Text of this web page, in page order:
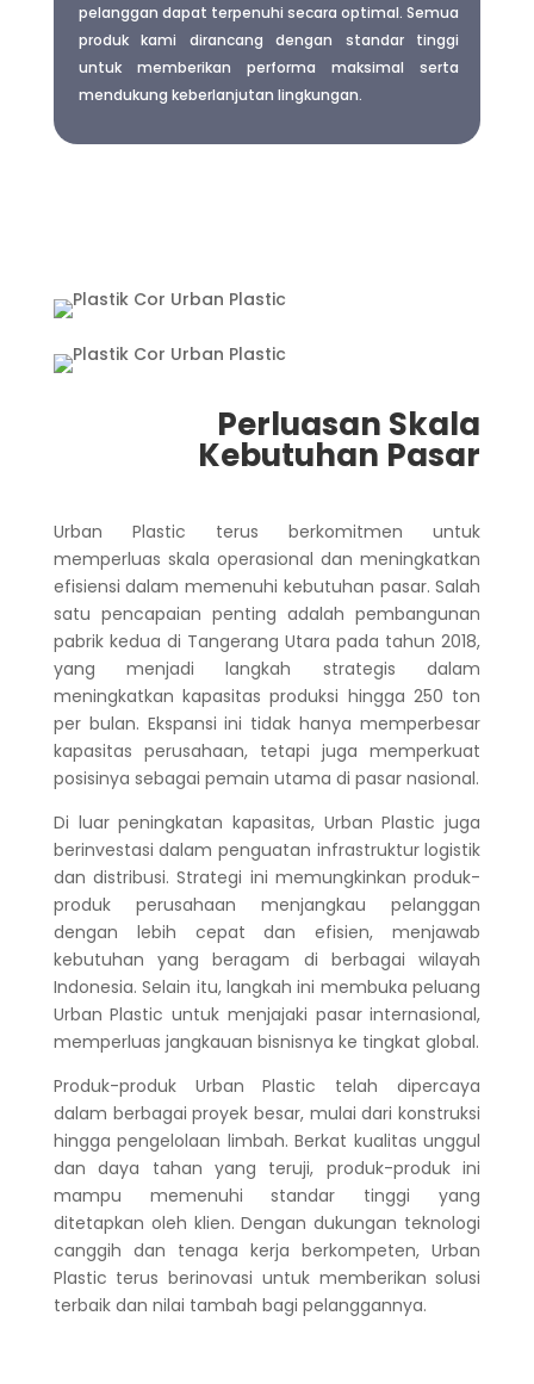
pelanggan dapat terpenuhi secara optimal. Semua
produk kami dirancang dengan standar tinggi
untuk memberikan performa maksimal serta
mendukung keberlanjutan lingkungan.
Perluasan Skala
Kebutuhan Pasar
Urban Plastic terus berkomitmen untuk
memperluas skala operasional dan meningkatkan
efisiensi dalam memenuhi kebutuhan pasar. Salah
satu pencapaian penting adalah pembangunan
pabrik kedua di Tangerang Utara pada tahun 2018,
yang menjadi langkah strategis dalam
meningkatkan kapasitas produksi hingga 250 ton
per bulan. Ekspansi ini tidak hanya memperbesar
kapasitas perusahaan, tetapi juga memperkuat
posisinya sebagai pemain utama di pasar nasional.
Di luar peningkatan kapasitas, Urban Plastic juga
berinvestasi dalam penguatan infrastruktur logistik
dan distribusi. Strategi ini memungkinkan produk-
produk perusahaan menjangkau pelanggan
dengan lebih cepat dan efisien, menjawab
kebutuhan yang beragam di berbagai wilayah
Indonesia. Selain itu, langkah ini membuka peluang
Urban Plastic untuk menjajaki pasar internasional,
memperluas jangkauan bisnisnya ke tingkat global.
Produk-produk Urban Plastic telah dipercaya
dalam berbagai proyek besar, mulai dari konstruksi
hingga pengelolaan limbah. Berkat kualitas unggul
dan daya tahan yang teruji, produk-produk ini
mampu memenuhi standar tinggi yang
ditetapkan oleh klien. Dengan dukungan teknologi
canggih dan tenaga kerja berkompeten, Urban
Plastic terus berinovasi untuk memberikan solusi
terbaik dan nilai tambah bagi pelanggannya.